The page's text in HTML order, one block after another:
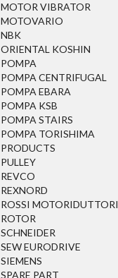
MOTOR VIBRATOR
MOTOVARIO
NBK
ORIENTAL KOSHIN
POMPA
POMPA CENTRIFUGAL
POMPA EBARA
POMPA KSB
POMPA STAIRS
POMPA TORISHIMA
PRODUCTS
PULLEY
REVCO
REXNORD
ROSSI MOTORIDUTTORI
ROTOR
SCHNEIDER
SEW EURODRIVE
SIEMENS
SPARE PART